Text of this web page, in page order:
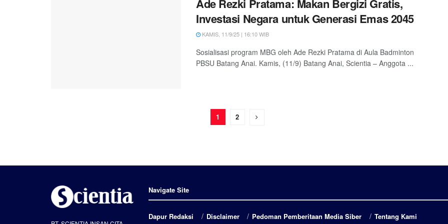
Ade Rezki Pratama: Makan Bergizi Gratis,
Investasi Negara untuk Generasi Emas 2045
KAMIS, 11/9/25 | 16:10 WIB
Sosialisasi program MBG oleh Ade Rezki Pratama di Aula Badminton
PBSU Batang Anai. Kamis, (11/9) Batang Anai, Scientia – Anggota ...
1 2
Navigate Site
Dapur Redaksi Disclaimer Pedoman Pemberitaan Media Siber Tentang Kami